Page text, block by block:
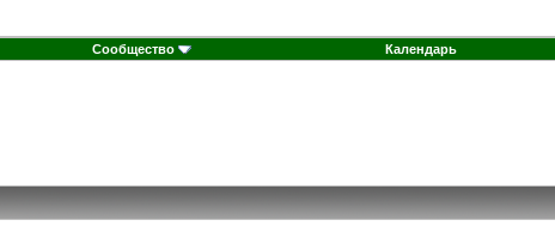
Сообщество Календарь